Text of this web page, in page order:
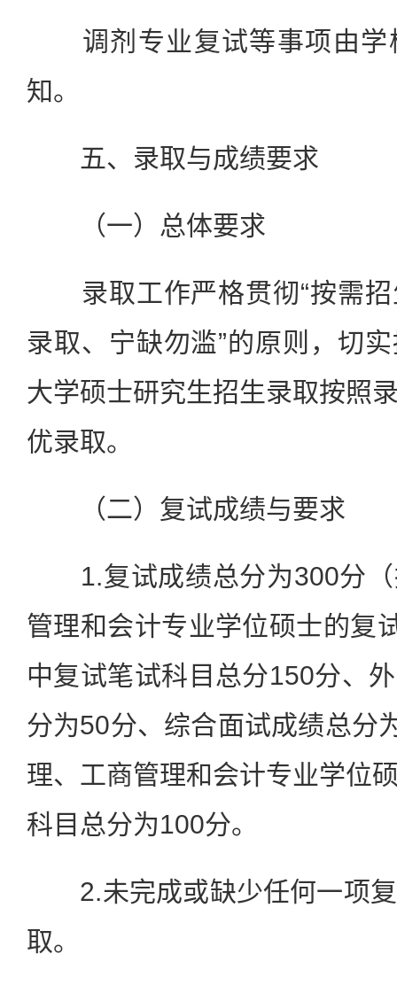
调剂专业复试等事项由学
知。
五、录取与成绩要求
（一）总体要求
录取工作严格贯彻“按需招
录取、宁缺勿滥”的原则，切
大学硕士研究生招生录取按照
优录取。
（二）复试成绩与要求
1.复试成绩总分为300分（
管理和会计专业学位硕士的复
中复试笔试科目总分150分、
分为50分、综合面试成绩总分
理、工商管理和会计专业学位
科目总分为100分。
2.未完成或缺少任何一项复
取。